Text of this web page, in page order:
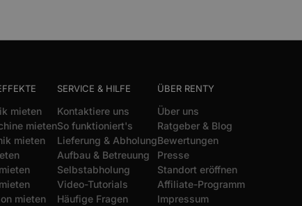
mieten
mieten
mieten
mieten
SERVICE & HILFE
Kontaktiere uns
So funktioniert's
Lieferung & Abholung
Aufbau & Betreuung
Selbstabholung
Video-Tutorials
Häufige Fragen
ÜBER RENTY
Über uns
Ratgeber & Blog
Bewertungen
Presse
Standort eröffnen
Affiliate-Programm
Impressum